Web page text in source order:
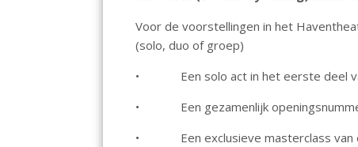
o
o
A
p
p
dI
Voor de voorstellingen in het
(solo, duo of groep)
• Een solo act in het eerste deel
• Een gezamenlijk
• Een exclusieve masterclass van